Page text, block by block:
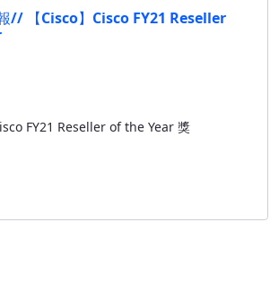
// 【Cisco】Cisco FY21 Reseller
FY21 Reseller of the Year 獎